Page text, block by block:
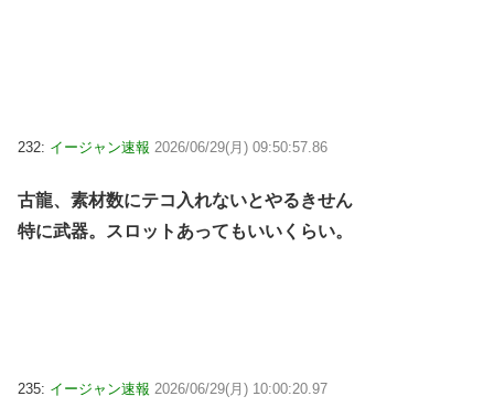
232: イージャン速報 2026/06/29(月) 09:50:57.86
古龍、素材数にテコ入れないとやるきせん
特に武器。スロットあってもいいくらい。
235: イージャン速報 2026/06/29(月) 10:00:20.97